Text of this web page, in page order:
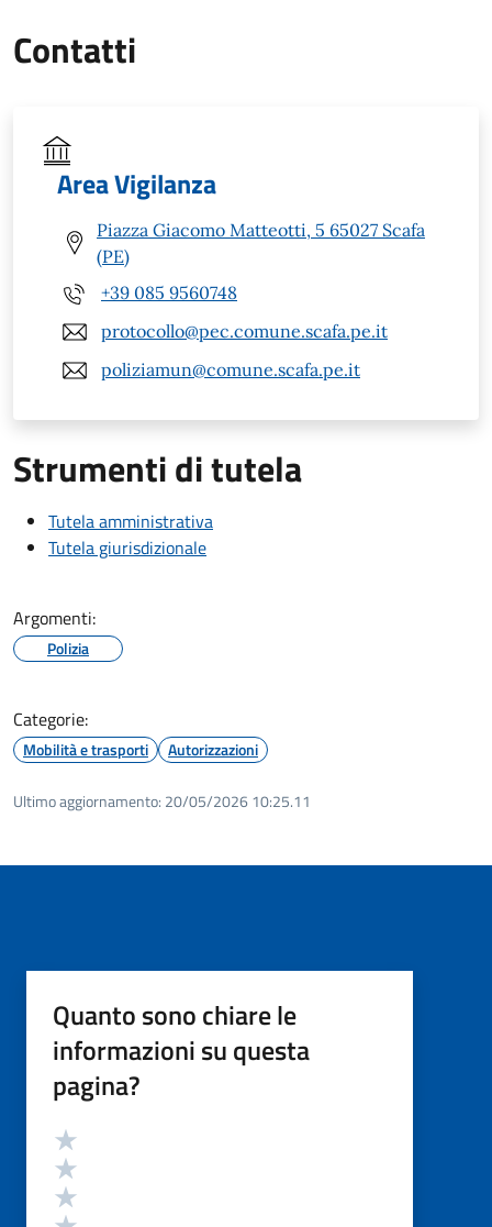
Contatti
Area Vigilanza
Piazza Giacomo Matteotti, 5 65027 Scafa
(PE)
+39 085 9560748
protocollo@pec.comune.scafa.pe.it
poliziamun@comune.scafa.pe.it
Strumenti di tutela
Tutela amministrativa
Tutela giurisdizionale
Argomenti:
Polizia
Categorie:
Mobilità e trasporti Autorizzazioni
Ultimo aggiornamento: 20/05/2026 10:25.11
Quanto sono chiare le
informazioni su questa
pagina?
Valutazione